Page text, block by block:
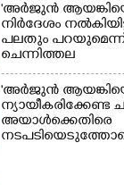
'അർജുൻ ആയങ്കിയെ
നിർദേശം
പലതും
ചെന്നിത്തല
'അർജുൻ
ന്യായീകരിക്കേണ്ട
അയാൾക്കെതിരെ